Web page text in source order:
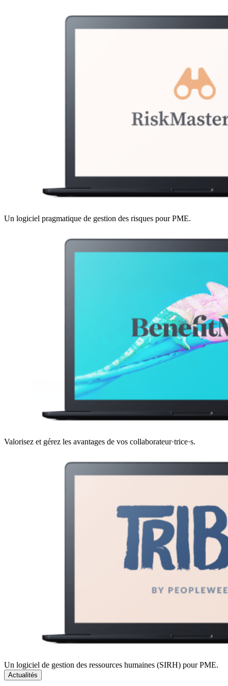
Un logiciel pragmatique de gestion des risques pour PME.
Valorisez et gérez les avantages de vos collaborateur·trice·s.
Un logiciel de gestion des ressources humaines (SIRH) pour PME.
Actualités